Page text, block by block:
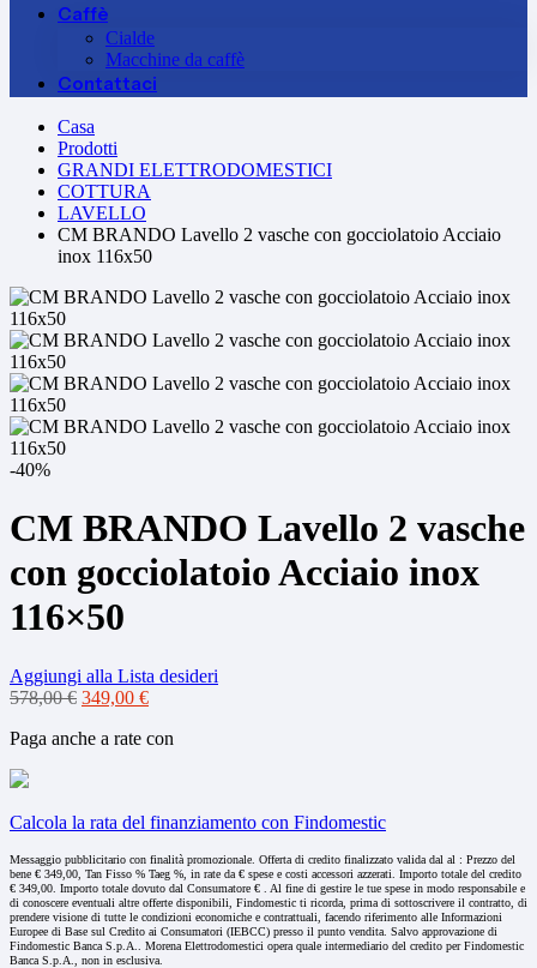
Caffè
Cialde
Macchine da caffè
Contattaci
Casa
Prodotti
GRANDI ELETTRODOMESTICI
COTTURA
LAVELLO
CM BRANDO Lavello 2 vasche con gocciolatoio Acciaio
inox 116x50
-40%
CM BRANDO Lavello 2 vasche
con gocciolatoio Acciaio inox
116×50
Aggiungi alla Lista desideri
578,00€ Il
originale
349,00 €Il
attuale
Paga anche a rate con
Calcola la rata del finanziamento con Findomestic
Messaggio pubblicitario con finalità promozionale. Offerta di credito finalizzato valida dal al : Prezzo del
bene € 349,00, Tan Fisso % Taeg %, in rate da € spese e costi accessori azzerati. Importo totale del credito
€ 349,00. Importo totale dovuto dal Consumatore € . Al fine di gestire le tue spese in modo responsabile e
di conoscere eventuali altre offerte disponibili, Findomestic ti ricorda, prima di sottoscrivere il contratto, di
prendere visione di tutte le condizioni economiche e contrattuali, facendo riferimento alle Informazioni
Europee di Base sul Credito ai Consumatori (IEBCC) presso il punto vendita. Salvo approvazione di
Findomestic Banca S.p.A.. Morena Elettrodomestici opera quale intermediario del credito per Findomestic
Banca S.p.A., non in esclusiva.